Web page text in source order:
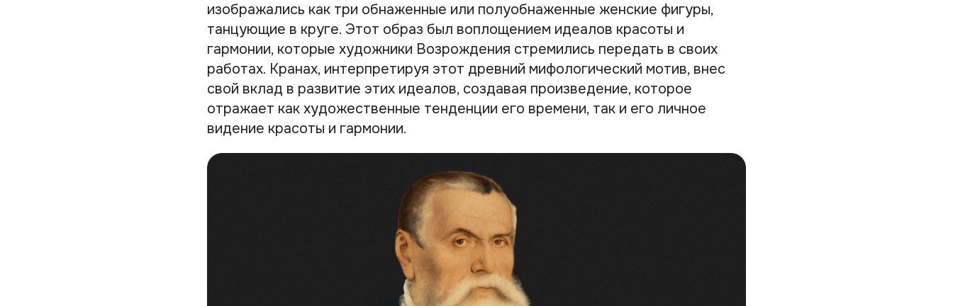
изображались как три обнаженные или полуобнаженные женские фигуры,
танцующие в круге. Этот образ был воплощением идеалов красоты и
гармонии, которые художники Возрождения стремились передать в своих
работах. Кранах, интерпретируя этот древний мифологический мотив, внес
свой вклад в развитие этих идеалов, создавая произведение, которое
отражает как художественные тенденции его времени, так и его личное
видение красоты и гармонии.